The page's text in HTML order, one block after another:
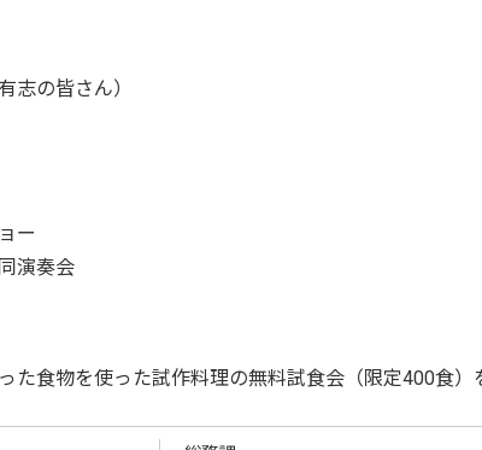
志の皆さん）
ー
演奏会
食物を使った試作料理の無料試食会（限定400食）